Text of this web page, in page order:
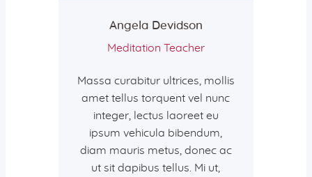
Angela Devidson
Meditation Teacher
Massa curabitur ultrices, mollis
amet tellus torquent vel nunc
integer, lectus laoreet eu
ipsum vehicula bibendum,
diam mauris metus, donec ac
ut sit dapibus tellus. Mi ut,